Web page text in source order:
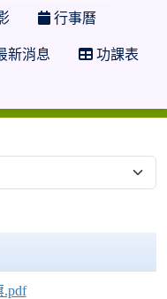
行事曆
新消息 功課表
.pdf